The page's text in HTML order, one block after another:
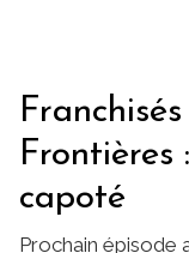
Frontières
capoté
Prochain épisode